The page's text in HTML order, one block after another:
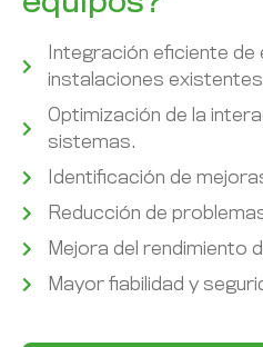
Integración eficiente de
instalaciones
Optimización de la
sistemas.
Identificación de
Reducción de
Mejora del rendimiento
Mayor fiabilidad y